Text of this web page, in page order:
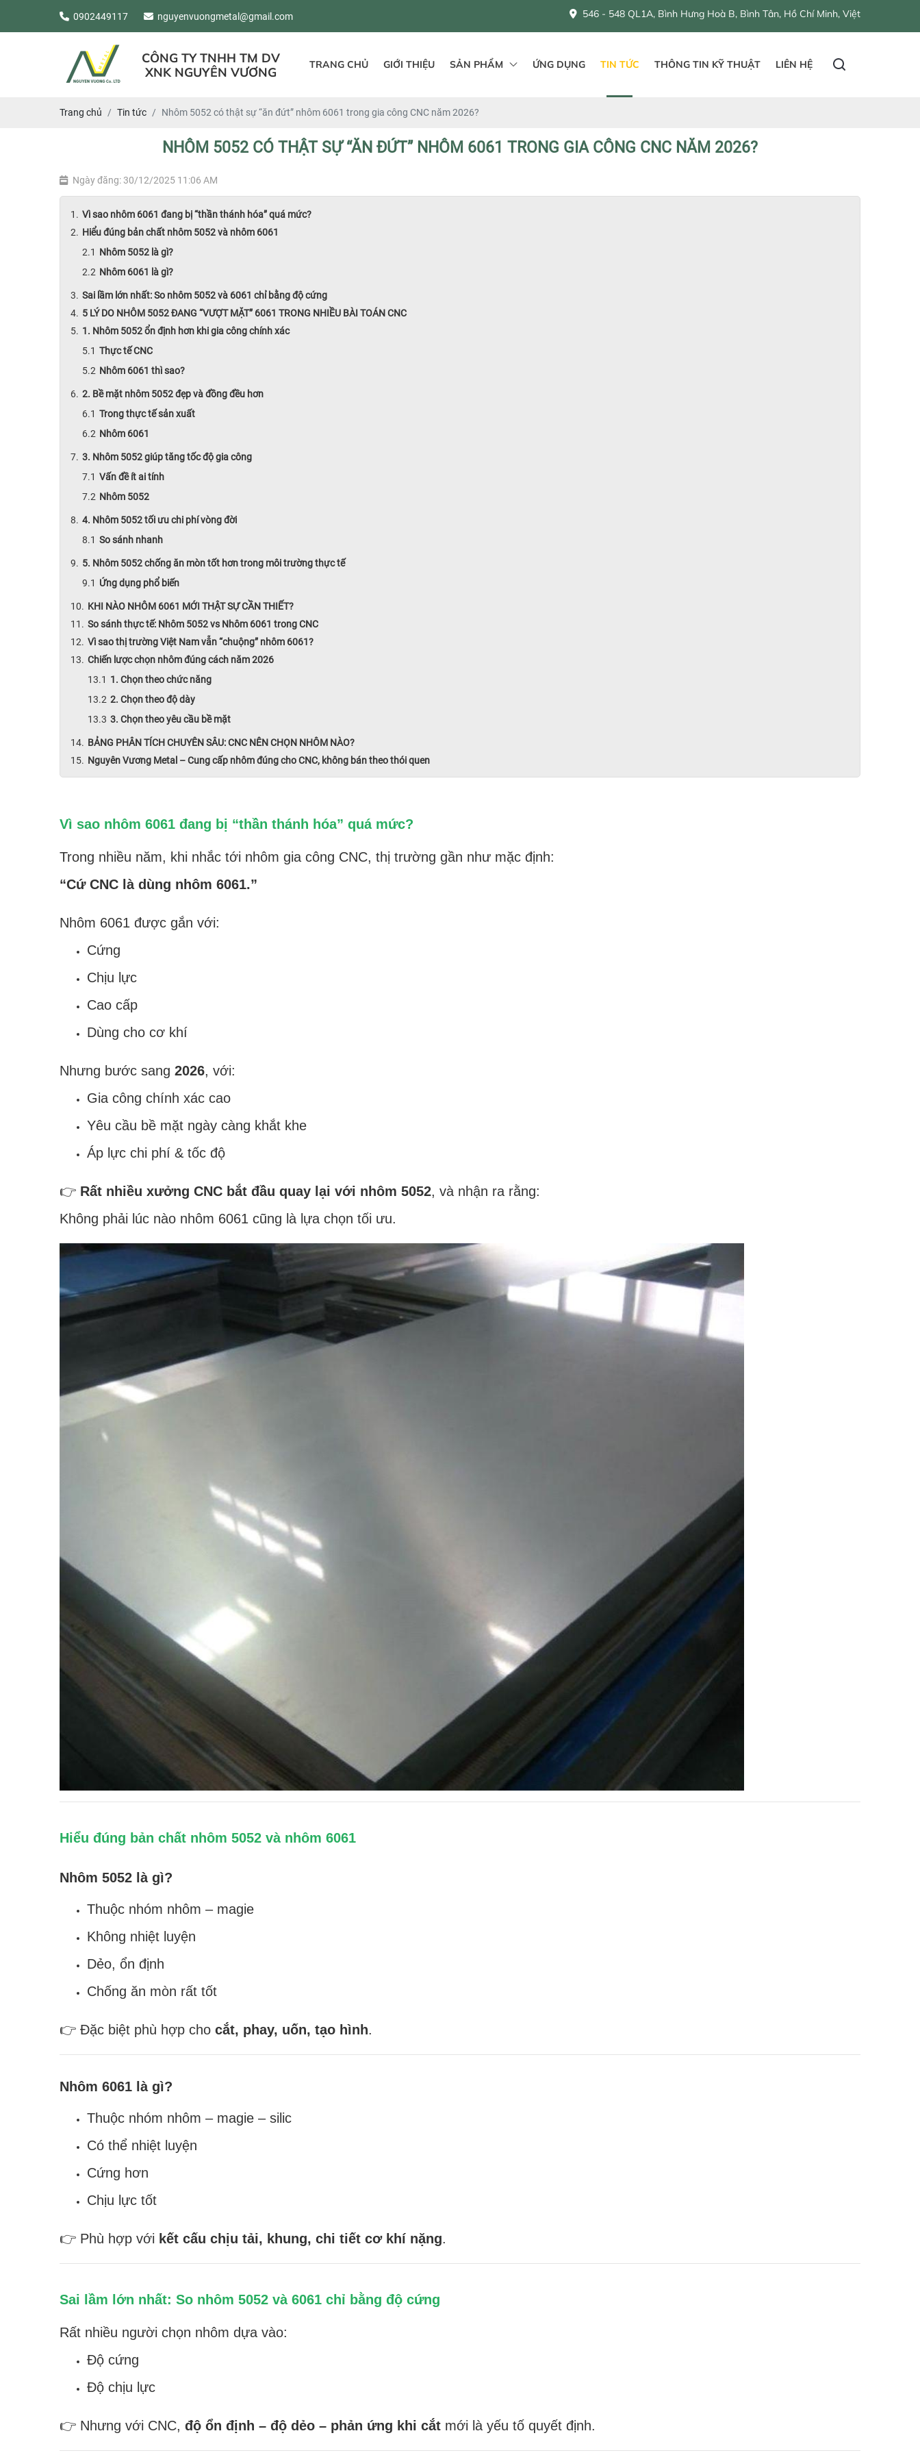
0902449117 nguyenvuongmetal@gmail.com 546 - 548 QL1A, Bình Hưng Hoà B, Bình Tân, Hồ Chí Minh, Việt Nam
CÔNG TY TNHH TM DV
XNK NGUYÊN VƯƠNG
TRANG CHỦ GIỚI THIỆU SẢN PHẨM ỨNG DỤNG TIN TỨC THÔNG TIN KỸ THUẬT LIÊN HỆ
Trang chủ Tin tức Nhôm 5052 có thật sự “ăn đứt” nhôm 6061 trong gia công CNC năm 2026?
NHÔM 5052 CÓ THẬT SỰ “ĂN ĐỨT” NHÔM 6061 TRONG GIA CÔNG CNC NĂM 2026?
Ngày đăng: 30/12/2025 11:06 AM
Vì sao nhôm 6061 đang bị “thần thánh hóa” quá mức?
Hiểu đúng bản chất nhôm 5052 và nhôm 6061
Nhôm 5052 là gì?
Nhôm 6061 là gì?
Sai lầm lớn nhất: So nhôm 5052 và 6061 chỉ bằng độ cứng
5 LÝ DO NHÔM 5052 ĐANG “VƯỢT MẶT” 6061 TRONG NHIỀU BÀI TOÁN CNC
1. Nhôm 5052 ổn định hơn khi gia công chính xác
Thực tế CNC
Nhôm 6061 thì sao?
2. Bề mặt nhôm 5052 đẹp và đồng đều hơn
Trong thực tế sản xuất
Nhôm 6061
3. Nhôm 5052 giúp tăng tốc độ gia công
Vấn đề ít ai tính
Nhôm 5052
4. Nhôm 5052 tối ưu chi phí vòng đời
So sánh nhanh
5. Nhôm 5052 chống ăn mòn tốt hơn trong môi trường thực tế
Ứng dụng phổ biến
KHI NÀO NHÔM 6061 MỚI THẬT SỰ CẦN THIẾT?
So sánh thực tế: Nhôm 5052 vs Nhôm 6061 trong CNC
Vì sao thị trường Việt Nam vẫn “chuộng” nhôm 6061?
Chiến lược chọn nhôm đúng cách năm 2026
1. Chọn theo chức năng
2. Chọn theo độ dày
3. Chọn theo yêu cầu bề mặt
BẢNG PHÂN TÍCH CHUYÊN SÂU: CNC NÊN CHỌN NHÔM NÀO?
Nguyên Vương Metal – Cung cấp nhôm đúng cho CNC, không bán theo thói quen
Vì sao nhôm 6061 đang bị “thần thánh hóa” quá mức?
Trong nhiều năm, khi nhắc tới nhôm gia công CNC, thị trường gần như mặc định:
“Cứ CNC là dùng nhôm 6061.”
Nhôm 6061 được gắn với:
Cứng
Chịu lực
Cao cấp
Dùng cho cơ khí
Nhưng bước sang 2026, với:
Gia công chính xác cao
Yêu cầu bề mặt ngày càng khắt khe
Áp lực chi phí & tốc độ
👉 Rất nhiều xưởng CNC bắt đầu quay lại với nhôm 5052, và nhận ra rằng:
Không phải lúc nào nhôm 6061 cũng là lựa chọn tối ưu.
Hiểu đúng bản chất nhôm 5052 và nhôm 6061
Nhôm 5052 là gì?
Thuộc nhóm nhôm – magie
Không nhiệt luyện
Dẻo, ổn định
Chống ăn mòn rất tốt
👉 Đặc biệt phù hợp cho cắt, phay, uốn, tạo hình.
Nhôm 6061 là gì?
Thuộc nhóm nhôm – magie – silic
Có thể nhiệt luyện
Cứng hơn
Chịu lực tốt
👉 Phù hợp với kết cấu chịu tải, khung, chi tiết cơ khí nặng.
Sai lầm lớn nhất: So nhôm 5052 và 6061 chỉ bằng độ cứng
Rất nhiều người chọn nhôm dựa vào:
Độ cứng
Độ chịu lực
👉 Nhưng với CNC, độ ổn định – độ dẻo – phản ứng khi cắt mới là yếu tố quyết định.